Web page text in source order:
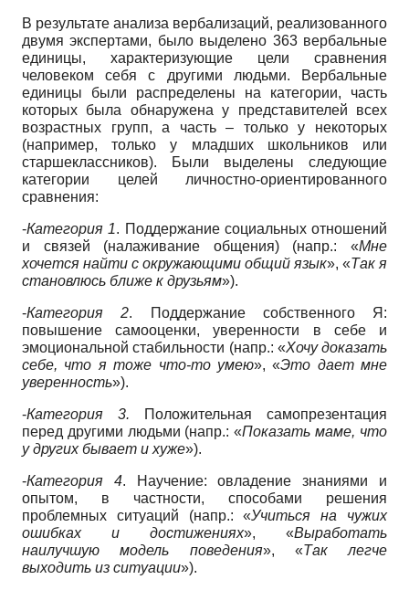
В результате анализа вербализаций, реализованного
двумя экспертами, было выделено 363 вербальные
единицы, характеризующие цели сравнения
человеком себя с другими людьми. Вербальные
единицы были распределены на категории, часть
которых была обнаружена у представителей всех
возрастных групп, а часть – только у некоторых
(например, только у младших школьников или
старшеклассников). Были выделены следующие
категории целей личностно-ориентированного
сравнения:
-Категория 1. Поддержание социальных отношений
и связей (налаживание общения) (напр.: «Мне
хочется найти с окружающими общий язык», «Так я
становлюсь ближе к друзьям»).
-Категория 2. Поддержание собственного Я:
повышение самооценки, уверенности в себе и
эмоциональной стабильности (напр.: «Хочу доказать
себе, что я тоже что-то умею», «Это дает мне
уверенность»).
-Категория 3. Положительная самопрезентация
перед другими людьми (напр.: «Показать маме, что
у других бывает и хуже»).
-Категория 4. Научение: овладение знаниями и
опытом, в частности, способами решения
проблемных ситуаций (напр.: «Учиться на чужих
ошибках и достижениях», «Выработать
наилучшую модель поведения», «Так легче
выходить из ситуации»).